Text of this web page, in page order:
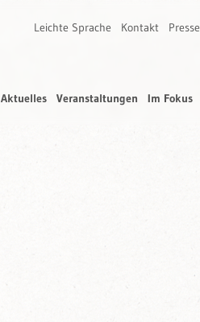
Leichte Sprache Kontakt Presse
Aktuelles Veranstaltungen Im Fokus